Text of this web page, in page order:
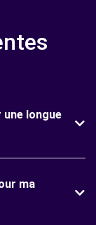
une longue
ma